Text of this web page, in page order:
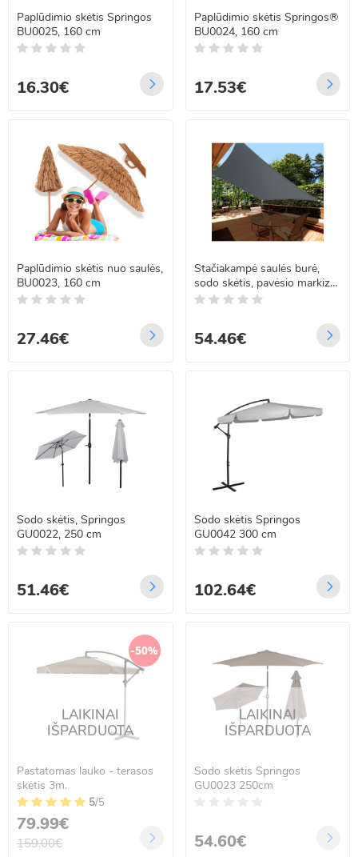
Paplūdimio skėtis Springos
BU0025, 160 cm
16.30€
Paplūdimio skėtis Springos®
BU0024, 160 cm
17.53€
Paplūdimio skėtis nuo saulės,
BU0023, 160 cm
27.46€
Stačiakampė saulės burė,
sodo skėtis, pavėsio markizė
5x7m
54.46€
Sodo skėtis, Springos
GU0022, 250 cm
51.46€
Sodo skėtis Springos
GU0042 300 cm
102.64€
-50%
LAIKINAI
IŠPARDUOTA
Pastatomas lauko - terasos
skėtis 3m.
5/5
79.99€
159.00€
LAIKINAI
IŠPARDUOTA
Sodo skėtis Springos
GU0023 250cm
54.60€